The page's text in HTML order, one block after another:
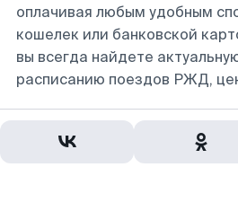
оплачивая любым удобным
кошелек или банковской
вы всегда найдете
расписанию поездов РЖД,